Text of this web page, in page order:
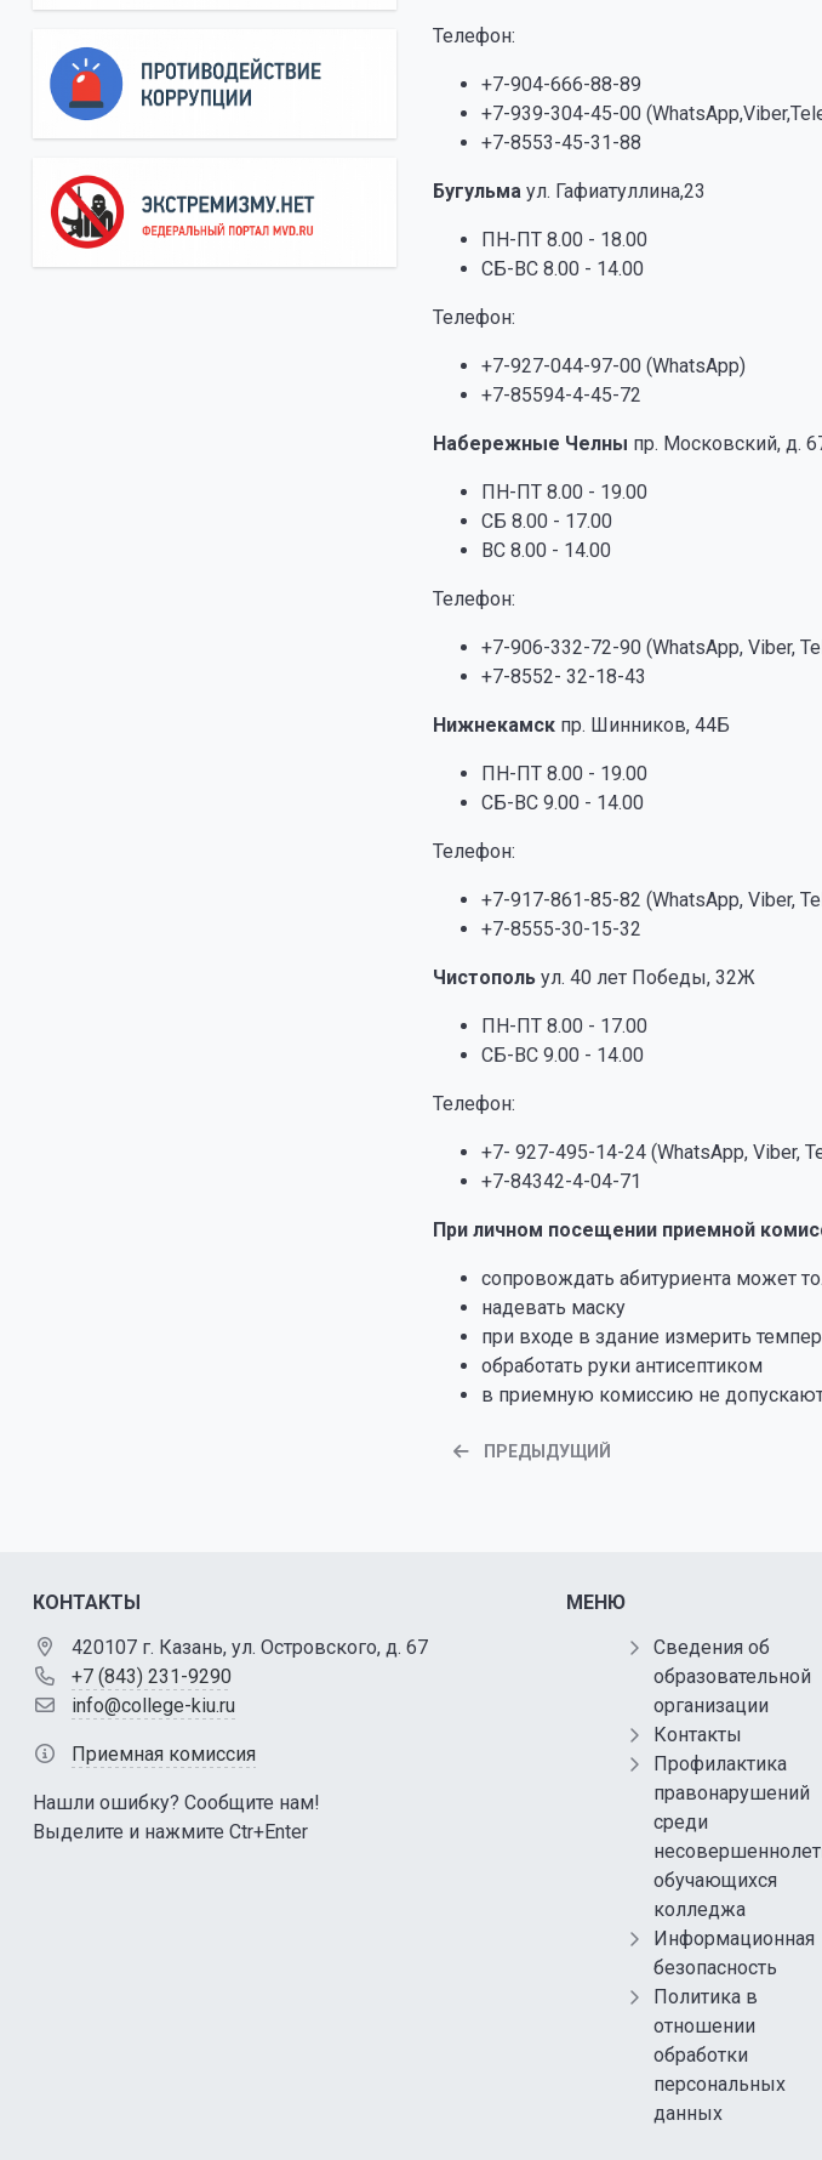
Телефон:
+7-904-666-88-89
+7-939-304-45-00
+7-8553-45-31-88
Бугульма ул. Гафиатуллина,23
ПН-ПТ 8.00 - 18.00
СБ-ВС 8.00 - 14.00
Телефон:
+7-927-044-97-00 (WhatsApp)
+7-85594-4-45-72
Набережные Челны пр. Московский, д.
ПН-ПТ 8.00 - 19.00
СБ 8.00 - 17.00
ВС 8.00 - 14.00
Телефон:
+7-906-332-72-90 (WhatsApp, Viber,
+7-8552- 32-18-43
Нижнекамск пр. Шинников, 44Б
ПН-ПТ 8.00 - 19.00
СБ-ВС 9.00 - 14.00
Телефон:
+7-917-861-85-82 (WhatsApp, Viber,
+7-8555-30-15-32
Чистополь ул. 40 лет Победы, 32Ж
ПН-ПТ 8.00 - 17.00
СБ-ВС 9.00 - 14.00
Телефон:
+7- 927-495-14-24 (WhatsApp, Viber,
+7-84342-4-04-71
При личном посещении приемной
сопровождать абитуриента может
надевать маску
при входе в здание измерить
обработать руки антисептиком
в приемную комиссию не
ПРЕДЫДУЩИЙ
КОНТАКТЫ
420107 г. Казань, ул. Островского, д. 67
+7 (843) 231-9290
info@college-kiu.ru
Приемная комиссия
Нашли ошибку? Сообщите нам!
Выделите и нажмите Ctr+Enter
МЕНЮ
Сведения об
образовательной
организации
Контакты
Профилактика
правонарушений
среди
обучающихся
колледжа
Информационная
безопасность
Политика в
отношении
обработки
персональных
данных